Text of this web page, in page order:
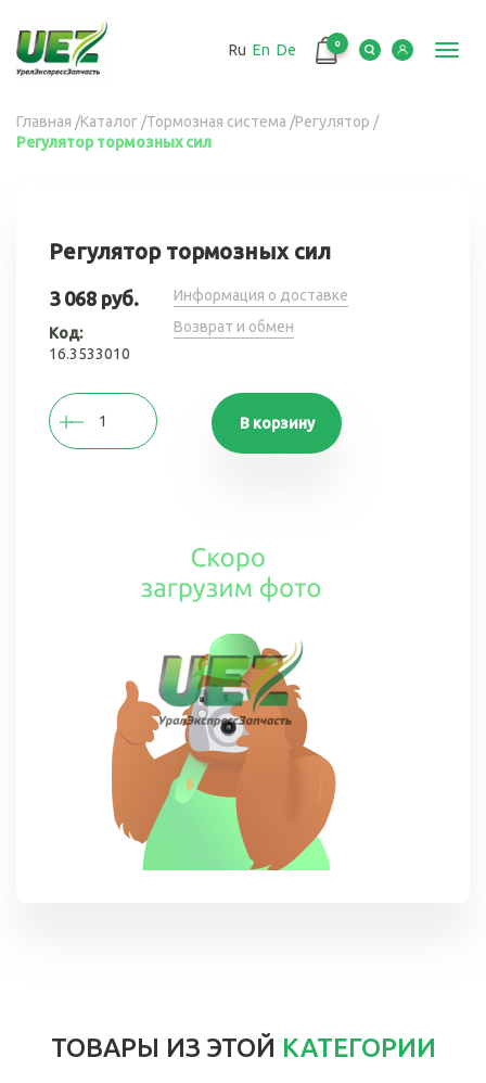
основному
содержанию
Ru En De 0
Вы
здесь
Главная /Каталог /Тормозная система /Регулятор /
Регулятор тормозных сил
Регулятор тормозных сил
3 068 руб.
Код:
16.3533010
Информация о доставке
Возврат и обмен
В корзину
ТОВАРЫ ИЗ ЭТОЙ КАТЕГОРИИ